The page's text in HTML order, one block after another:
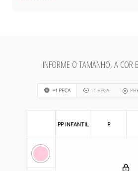
INFORME O TAMANHO, A COR
+1 PEÇA -1 PEÇA
PP INFANTIL P